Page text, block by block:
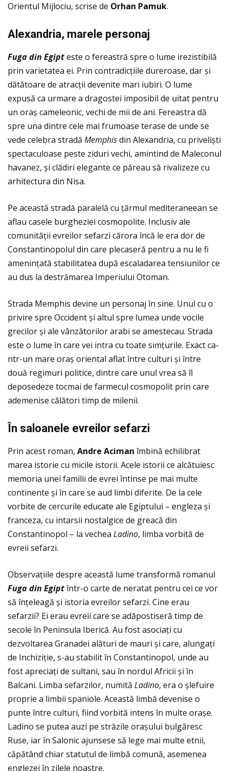
Orientul Mijlociu, scrise de Orhan Pamuk.
Alexandria, marele personaj
Fuga din Egipteste o fereastră spre o lume irezistibilă
prin varietatea ei. Prin contradicţiile dureroase, dar și
dătătoare de atracţii devenite mari iubiri. O lume
expusă ca urmare a dragostei imposibil de uitat pentru
un oraș cameleonic, vechi de mii de ani. Fereastra dă
spre una dintre cele mai frumoase terase de unde se
vede celebra stradă Memphisdin Alexandria, cu priveliști
spectaculoase peste ziduri vechi, amintind de Maleconul
havanez, și clădiri elegante ce păreau să rivalizeze cu
arhitectura din Nisa.
Pe această stradă paralelă cu ţărmul mediteraneean se
aflau casele burgheziei cosmopolite. Inclusiv ale
comunităţii evreilor sefarzi cărora încă le era dor de
Constantinopolul din care plecaseră pentru a nu le fi
ameninţată stabilitatea după escaladarea tensiunilor ce
au dus la destrămarea Imperiului Otoman.
Strada Memphis devine un personaj în sine. Unul cu o
privire spre Occident și altul spre lumea unde vocile
grecilor și ale vânzătorilor arabi se amestecau. Strada
este o lume în care vei intra cu toate simţurile. Exact ca-
ntr-un mare oraș oriental aflat între culturi și între
două regimuri politice, dintre care unul vrea să îl
deposedeze tocmai de farmecul cosmopolit prin care
ademenise călători timp de milenii.
În saloanele evreilor sefarzi
Prin acest roman, Andre Aciman îmbină echilibrat
marea istorie cu micile istorii. Acele istorii ce alcătuiesc
memoria unei familii de evrei întinse pe mai multe
continente și în care se aud limbi diferite. De la cele
vorbite de cercurile educate ale Egiptului – engleza și
franceza, cu intarsii nostalgice de greacă din
Constantinopol – la vechea Ladino, limba vorbită de
evreii sefarzi.
Observaţiile despre această lume transformă romanul
Fuga din Egiptîntr-o carte de neratat pentru cei ce vor
să înţeleagă și istoria evreilor sefarzi. Cine erau
sefarzii? Ei erau evreii care se adăpostiseră timp de
secole în Peninsula Iberică. Au fost asociaţi cu
dezvoltarea Granadei alături de mauri și care, alungaţi
de Inchiziţie, s-au stabilit în Constantinopol, unde au
fost apreciaţi de sultani, sau în nordul Africii și în
Balcani. Limba sefarzilor, numită Ladino, era o șlefuire
proprie a limbii spaniole. Această limbă devenise o
punte între culturi, fiind vorbită intens în multe orașe.
Ladino se putea auzi pe străzile orașului bulgăresc
Ruse, iar în Salonic ajunsese să lege mai multe etnii,
căpătând chiar statutul de limbă comună, asemenea
englezei în zilele noastre.